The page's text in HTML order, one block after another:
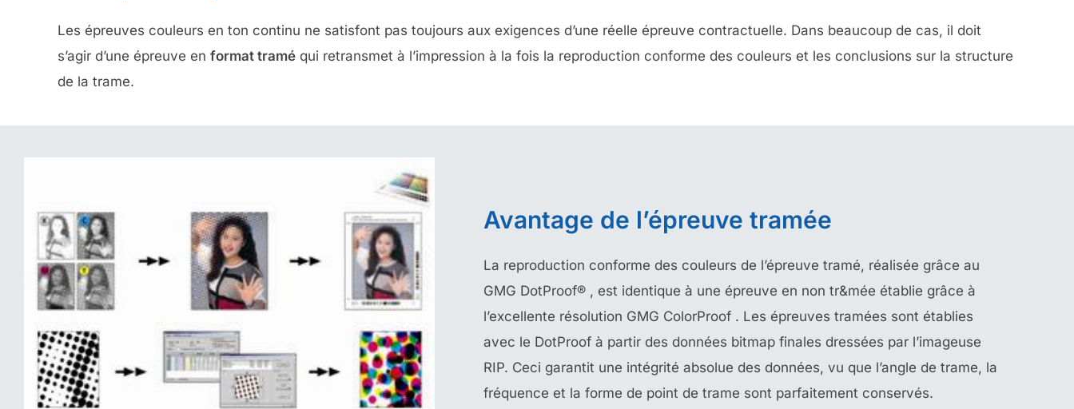
Les épreuves couleurs en ton continu ne satisfont pas toujours aux exigences d’une réelle épreuve contractuelle. Dans beaucoup de cas, il doit
s’agir d’une épreuve en format tramé qui retransmet à l’impression à la fois la reproduction conforme des couleurs et les conclusions sur la structure
de la trame.
Avantage de l’épreuve tramée
La reproduction conforme des couleurs de l’épreuve tramé, réalisée grâce au
GMG DotProof® , est identique à une épreuve en non tr&mée établie grâce à
l’excellente résolution GMG ColorProof . Les épreuves tramées sont établies
avec le DotProof à partir des données bitmap finales dressées par l’imageuse
RIP. Ceci garantit une intégrité absolue des données, vu que l’angle de trame, la
fréquence et la forme de point de trame sont parfaitement conservés.